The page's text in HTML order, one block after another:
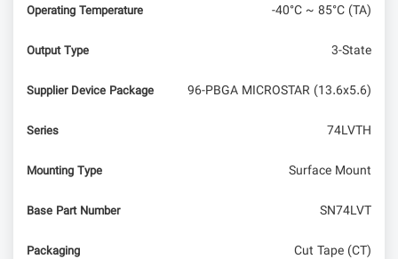
Operating Temperature -40°C ~ 85°C (TA)
Output Type 3-State
Supplier Device Package 96-PBGA MICROSTAR (13.6x5.6)
Series 74LVTH
Mounting Type Surface Mount
Base Part Number SN74LVT
Packaging Cut Tape (CT)